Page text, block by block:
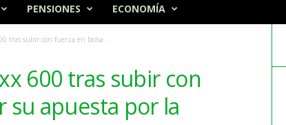
PENSIONES ECONOMÍA
tras subir con fuerza en bolsa...
600 tras subir con
su apuesta por la